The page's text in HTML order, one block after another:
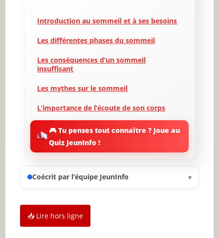
Introduction au sommeil et à ses besoins
Les différentes phases du sommeil
Les conséquences d’un sommeil
insuffisant
Les mythes sur le sommeil
L’importance de l’écoute de son corps
Stratégies pour améliorer la qualité du
sommeil
Quand consulter un professionnel du
sommeil
Conclusion : le sommeil, un besoin
✨ Nouveau sur JeunInfo ?
🎮 Tu penses tout connaître ? Joue au
Quiz JeunInfo !
Coécrit par l’équipe JeunInfo ▾
📥 Lire hors ligne